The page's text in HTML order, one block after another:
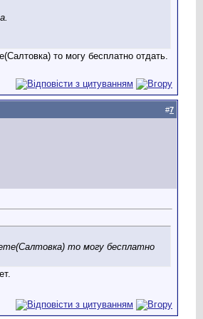
то могу бесплатно отдать.
#7
то могу бесплатно